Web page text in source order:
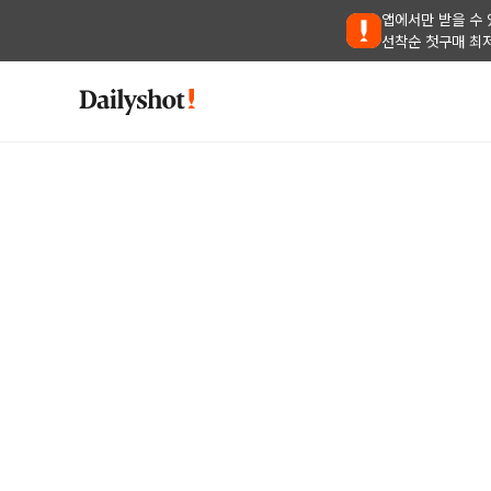
앱에서만 받을 수
선착순 첫구매 최